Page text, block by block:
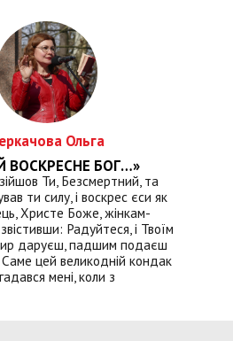
Ольга
ВОСКРЕСНЕ БОГ…»
Ти, Безсмертний, та
ти силу, і воскрес єси як
Христе Боже, жінкам-
Радуйтеся, і Твоїм
даруєш, падшим подаєш
Саме цей великодній кондак
мені, коли з